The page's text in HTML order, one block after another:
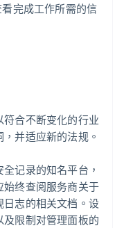
完成工作所需的信
合不断变化的行业
并适应新的法规。
记录的知名平台，
终查阅服务商关于
志的相关文档。设
限制对管理面板的